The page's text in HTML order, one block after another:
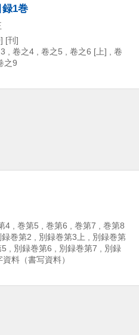
1巻
[刊]
, 卷之4 , 卷之5 , 卷之6 [上] , 卷
之9
4 , 巻第5 , 巻第6 , 巻第7 , 巻第8
録巻第2 , 別録巻第3上 , 別録巻第
, 別録巻第6 , 別録巻第7 , 別録
資料（書写資料）